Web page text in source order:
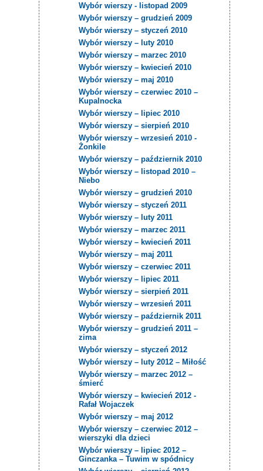
Wybór wierszy - listopad 2009
Wybór wierszy – grudzień 2009
Wybór wierszy – styczeń 2010
Wybór wierszy – luty 2010
Wybór wierszy – marzec 2010
Wybór wierszy – kwiecień 2010
Wybór wierszy – maj 2010
Wybór wierszy – czerwiec 2010 –
Kupalnocka
Wybór wierszy – lipiec 2010
Wybór wierszy – sierpień 2010
Wybór wierszy – wrzesień 2010 -
Żonkile
Wybór wierszy – październik 2010
Wybór wierszy – listopad 2010 –
Niebo
Wybór wierszy – grudzień 2010
Wybór wierszy – styczeń 2011
Wybór wierszy – luty 2011
Wybór wierszy – marzec 2011
Wybór wierszy – kwiecień 2011
Wybór wierszy – maj 2011
Wybór wierszy – czerwiec 2011
Wybór wierszy – lipiec 2011
Wybór wierszy – sierpień 2011
Wybór wierszy – wrzesień 2011
Wybór wierszy – październik 2011
Wybór wierszy – grudzień 2011 –
zima
Wybór wierszy – styczeń 2012
Wybór wierszy – luty 2012 – Miłość
Wybór wierszy – marzec 2012 –
śmierć
Wybór wierszy – kwiecień 2012 -
Rafał Wojaczek
Wybór wierszy – maj 2012
Wybór wierszy – czerwiec 2012 –
wierszyki dla dzieci
Wybór wierszy – lipiec 2012 –
Ginczanka – Tuwim w spódnicy